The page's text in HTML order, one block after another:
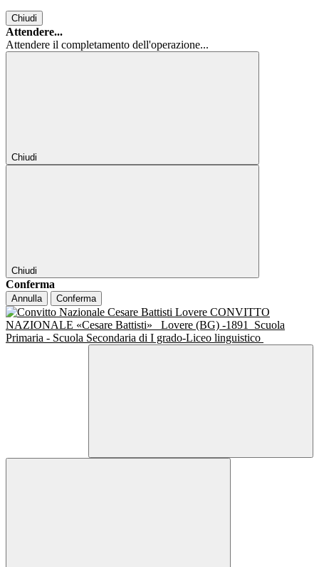
Chiudi
Attendere...
Attendere il completamento dell'operazione...
Chiudi
Chiudi
Conferma
Annulla Conferma
CONVITTO
NAZIONALE «Cesare Battisti»
Lovere (BG) -1891
Scuola
Primaria - Scuola Secondaria di I grado-Liceo linguistico